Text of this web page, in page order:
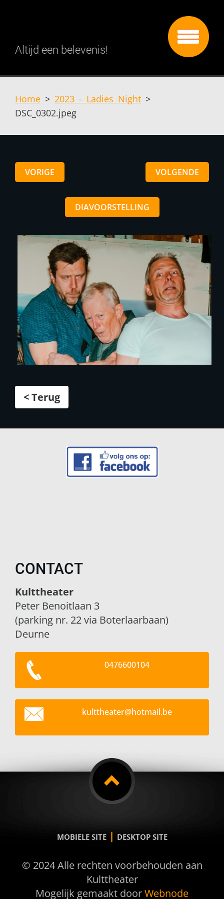
Altijd een belevenis!
Home > 2023 - Ladies Night >
DSC_0302.jpeg
VORIGE VOLGENDE
DIAVOORSTELLING
< Terug
CONTACT
Kulttheater
Peter Benoitlaan 3
(parking nr. 22 via Boterlaarbaan)
Deurne
0476600104
kulttheater@hotmail.be
MOBIELE SITE | DESKTOP SITE
© 2024 Alle rechten voorbehouden aan
Kulttheater
Mogelijk gemaakt doorWebnode